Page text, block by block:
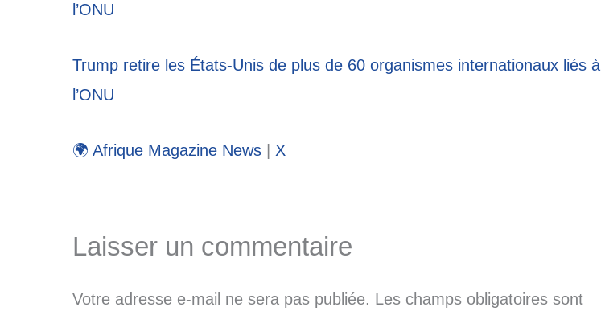
l’ONU
Trump retire les États-Unis de plus de 60 organismes internationaux liés à
l’ONU
🌍 Afrique Magazine News X
Laisser un commentaire
Votre adresse e-mail ne sera pas publiée. Les champs obligatoires sont